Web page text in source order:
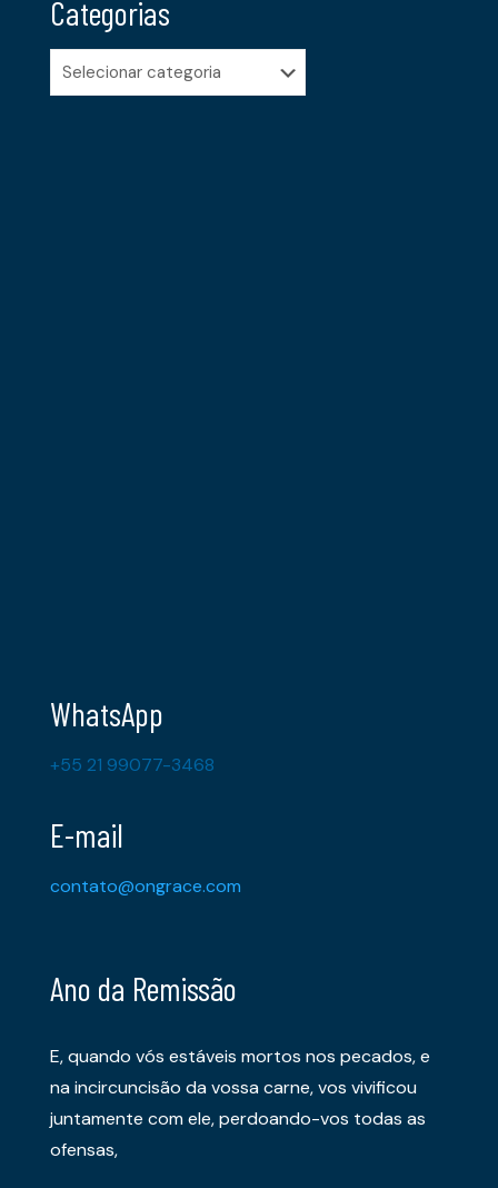
Categorias
Categorias
WhatsApp
+55 21 99077-3468
E-mail
contato@ongrace.com
Ano da Remissão
E, quando vós estáveis mortos nos pecados, e
na incircuncisão da vossa carne, vos vivificou
juntamente com ele, perdoando-vos todas as
ofensas,